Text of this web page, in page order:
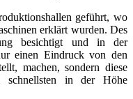
geführt, wo
erklärt wurden. Des
besichtigt und in der
einen Eindruck von den
machen, sondern diese
in der Höhe